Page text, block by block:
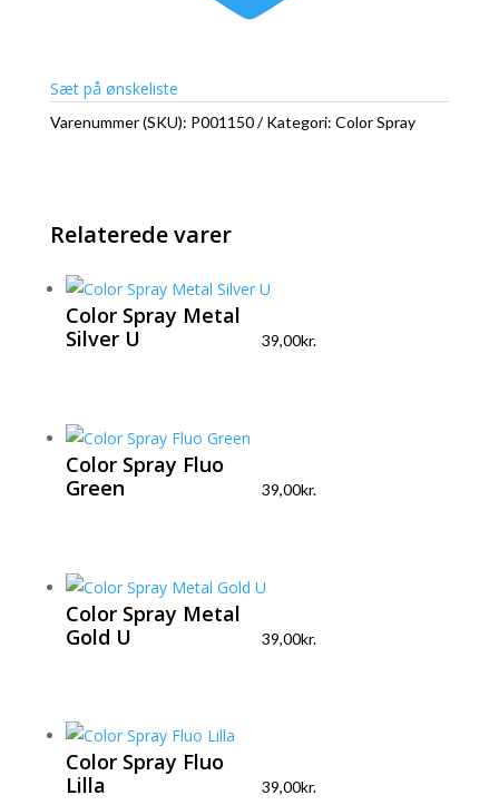
Sæt på ønskeliste
Varenummer (SKU): P001150 Kategori: Color Spray
Relaterede varer
Color Spray Metal
Silver U
39,00kr.
Color Spray Fluo
Green
39,00kr.
Color Spray Metal
Gold U
39,00kr.
Color Spray Fluo
Lilla
39,00kr.